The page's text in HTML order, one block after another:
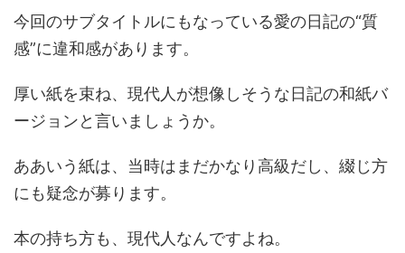
今回のサブタイトルにもなっている愛の日記の“質
感”に違和感があります。
厚い紙を束ね、現代人が想像しそうな日記の和紙バ
ージョンと言いましょうか。
ああいう紙は、当時はまだかなり高級だし、綴じ方
にも疑念が募ります。
本の持ち方も、現代人なんですよね。